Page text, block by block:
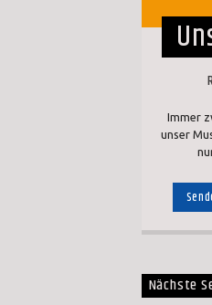
Immer
unser
Nächste